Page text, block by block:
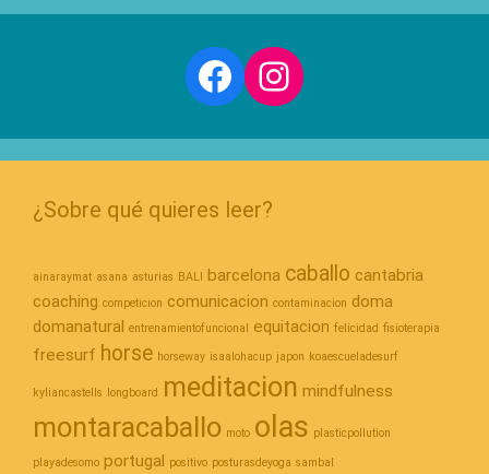
Facebook
Instagram
¿Sobre qué quieres leer?
ainaraymat asana asturias BALI barcelona caballo cantabria
coaching competicion comunicacion contaminacion doma
domanatural entrenamientofuncional equitacion felicidad fisioterapia
freesurf horse horseway isaalohacup japon koaescueladesurf
kyliancastells longboard meditacion mindfulness
montaracaballo moto olas plasticpollution
playadesomo portugal positivo posturasdeyoga sambal